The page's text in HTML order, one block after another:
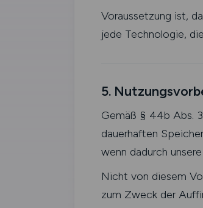
Voraussetzung ist,
jede Technologie,
5.
Gemäß § 44b Abs.
dauerhaften
wenn dadurch
Nicht von diesem
zum Zweck der